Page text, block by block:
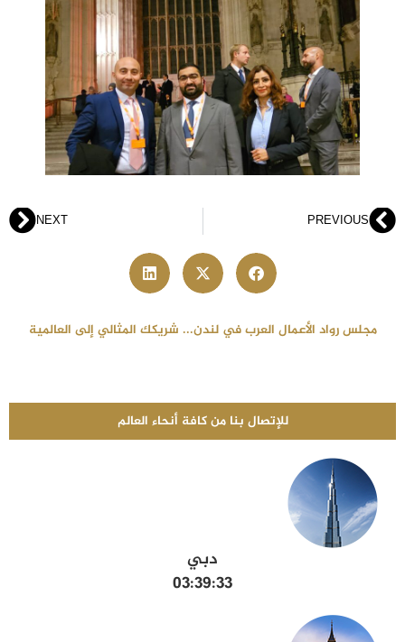
PREVIOUS
NEXT
مجلس رواد الأعمال العرب في لندن... شريكك المثالي إلى العالمية
للإتصال بنا من كافة أنحاء العالم
دبي
03:39:34